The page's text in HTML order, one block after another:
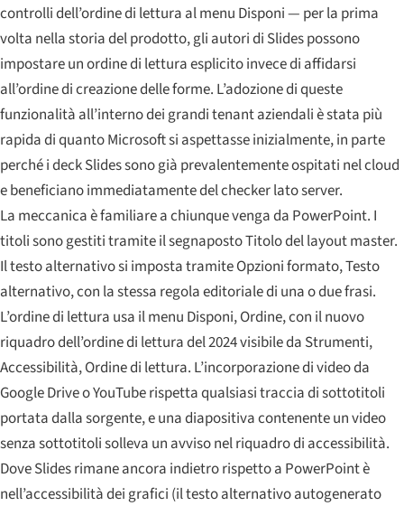
controlli dell’ordine di lettura al menu Disponi — per la prima
volta nella storia del prodotto, gli autori di Slides possono
impostare un ordine di lettura esplicito invece di affidarsi
all’ordine di creazione delle forme. L’adozione di queste
funzionalità all’interno dei grandi tenant aziendali è stata più
rapida di quanto Microsoft si aspettasse inizialmente, in parte
perché i deck Slides sono già prevalentemente ospitati nel cloud
e beneficiano immediatamente del checker lato server.
La meccanica è familiare a chiunque venga da PowerPoint. I
titoli sono gestiti tramite il segnaposto Titolo del layout master.
Il testo alternativo si imposta tramite Opzioni formato, Testo
alternativo, con la stessa regola editoriale di una o due frasi.
L’ordine di lettura usa il menu Disponi, Ordine, con il nuovo
riquadro dell’ordine di lettura del 2024 visibile da Strumenti,
Accessibilità, Ordine di lettura. L’incorporazione di video da
Google Drive o YouTube rispetta qualsiasi traccia di sottotitoli
portata dalla sorgente, e una diapositiva contenente un video
senza sottotitoli solleva un avviso nel riquadro di accessibilità.
Dove Slides rimane ancora indietro rispetto a PowerPoint è
nell’accessibilità dei grafici (il testo alternativo autogenerato